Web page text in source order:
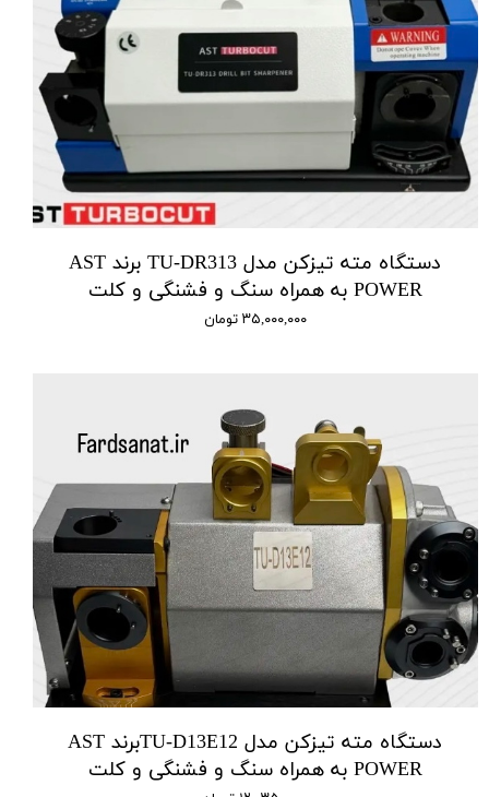
دستگاه مته تیزکن مدل TU-DR313 برند AST
POWER به همراه سنگ و فشنگی و کلت
۳۵,۰۰۰,۰۰۰ تومان
دستگاه مته تیزکن مدل TU-D13E12برند AST
POWER به همراه سنگ و فشنگی و کلت